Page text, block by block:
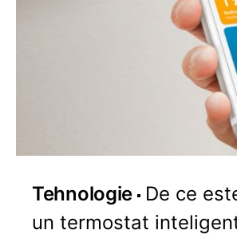
Tehnologie
De ce
un termostat